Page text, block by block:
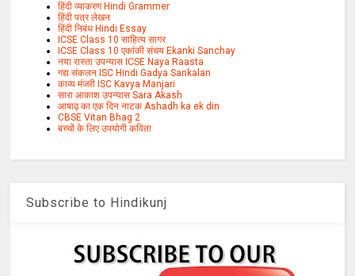
हिंदी व्याकरण Hindi Grammer
हिंदी पत्र लेखन
हिंदी निबंध Hindi Essay
ICSE Class 10 साहित्य सागर
ICSE Class 10 एकांकी संचय Ekanki Sanchay
नया रास्ता उपन्यास ICSE Naya Raasta
गद्य संकलन ISC Hindi Gadya Sankalan
काव्य मंजरी ISC Kavya Manjari
सारा आकाश उपन्यास Sara Akash
आषाढ़ का एक दिन नाटक Ashadh ka ek din
CBSE Vitan Bhag 2
बच्चों के लिए उपयोगी कविता
Subscribe to Hindikunj